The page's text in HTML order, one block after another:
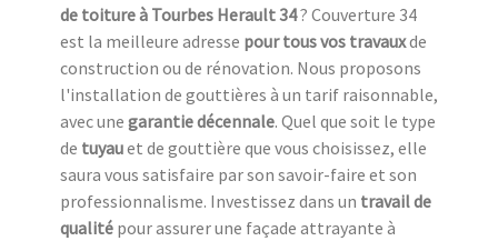
de toiture à Tourbes Herault 34? Couverture 34
est la meilleure adresse pour tous vos travauxde
construction ou de rénovation. Nous proposons
l'installation de gouttières à un tarif raisonnable,
avec une garantie décennale. Quel que soit le type
de tuyauet de gouttière que vous choisissez, elle
saura vous satisfaire par son savoir-faire et son
professionnalisme. Investissez dans un travail de
qualité pour assurer une façade attrayante à